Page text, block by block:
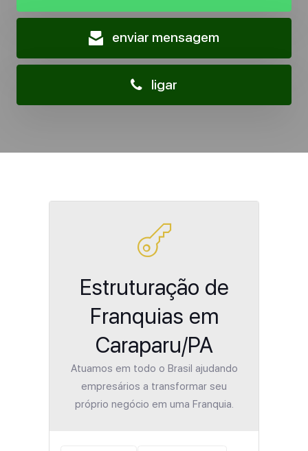
enviar mensagem
ligar
Estruturação de
Franquias em
Caraparu/PA
Atuamos em todo o Brasil ajudando
empresários a transformar seu
próprio negócio em uma Franquia.